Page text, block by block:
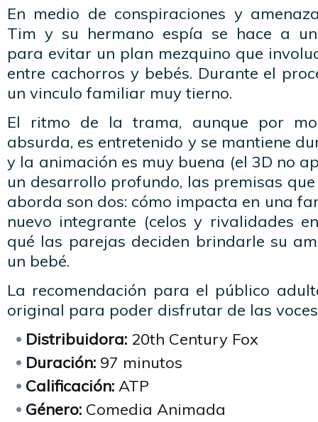
En medio de conspiraciones y
Tim y su hermano espía se hace a
para evitar un plan mezquino que
entre cachorros y bebés. Durante el
un vinculo familiar muy tierno.
El ritmo de la trama, aunque por
absurda, es entretenido y se mantiene
y la animación es muy buena (el 3D no
un desarrollo profundo, las premisas que
aborda son dos: cómo impacta en una
nuevo integrante (celos y rivalidades
qué las parejas deciden brindarle su
un bebé.
La recomendación para el público
original para poder disfrutar de las
Distribuidora: 20th Century Fox
Duración: 97 minutos
Calificación: ATP
Género: Comedia Animada